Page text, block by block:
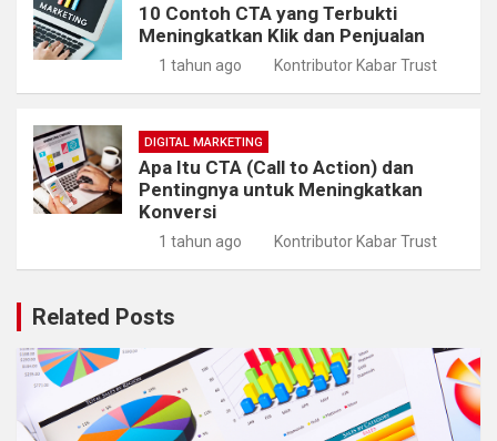
10 Contoh CTA yang Terbukti
Meningkatkan Klik dan Penjualan
1 tahun ago Kontributor Kabar Trust
DIGITAL MARKETING
Apa Itu CTA (Call to Action) dan
Pentingnya untuk Meningkatkan
Konversi
1 tahun ago Kontributor Kabar Trust
Related Posts